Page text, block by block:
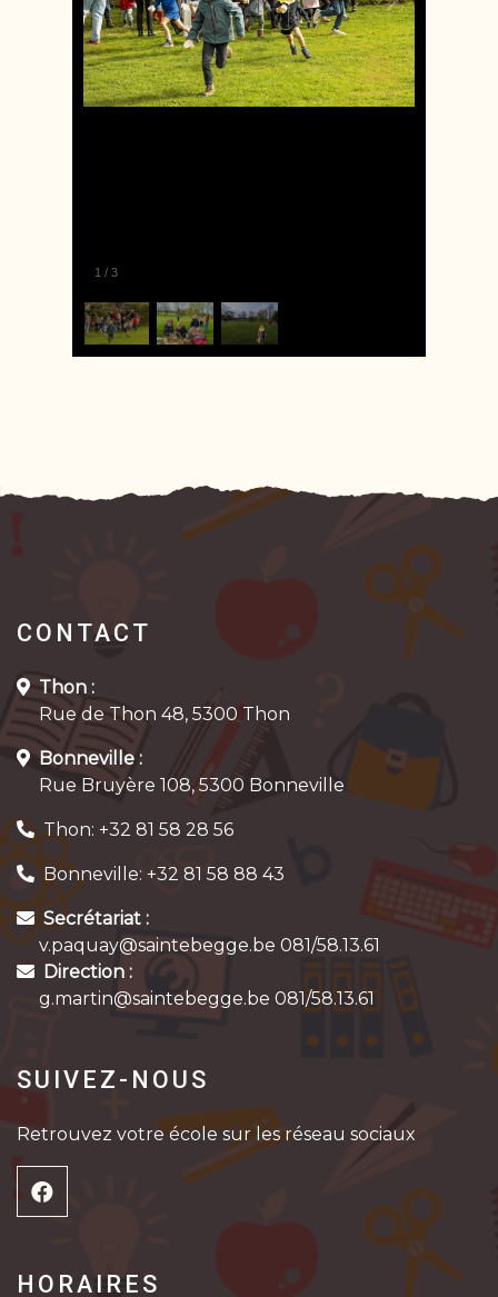
1 / 3
CONTACT
Thon :
Rue de Thon 48, 5300 Thon
Bonneville :
Rue Bruyère 108, 5300 Bonneville
Thon: +32 81 58 28 56
Bonneville: +32 81 58 88 43
Secrétariat :
v.paquay@saintebegge.be 081/58.13.61
Direction :
g.martin@saintebegge.be 081/58.13.61
SUIVEZ-NOUS
Retrouvez votre école sur les réseau sociaux
HORAIRES